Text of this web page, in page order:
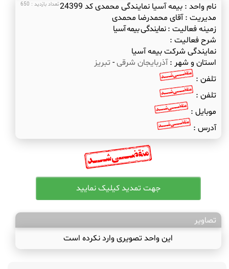
تعداد بازدید : 650 نام واحد :بیمه آسیا نمایندگی محمدی کد 24399
مدیریت :آقای محمدرضا محمدی
زمینه فعالیت :نمایندگی بیمه آسیا
شرح فعالیت :
نمایندگی شرکت بیمه آسیا
استان و شهر :آذربایجان شرقی- تبریز
تلفن :
تلفن :
موبایل :
آدرس :
تصاویر
این واحد تصویری وارد نکرده است